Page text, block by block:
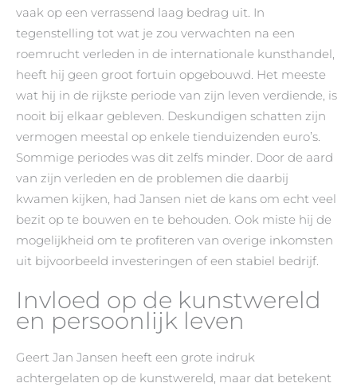
vaak op een verrassend laag bedrag uit. In
tegenstelling tot wat je zou verwachten na een
roemrucht verleden in de internationale kunsthandel,
heeft hij geen groot fortuin opgebouwd. Het meeste
wat hij in de rijkste periode van zijn leven verdiende, is
nooit bij elkaar gebleven. Deskundigen schatten zijn
vermogen meestal op enkele tienduizenden euro’s.
Sommige periodes was dit zelfs minder. Door de aard
van zijn verleden en de problemen die daarbij
kwamen kijken, had Jansen niet de kans om echt veel
bezit op te bouwen en te behouden. Ook miste hij de
mogelijkheid om te profiteren van overige inkomsten
uit bijvoorbeeld investeringen of een stabiel bedrijf.
Invloed op de kunstwereld
en persoonlijk leven
Geert Jan Jansen heeft een grote indruk
achtergelaten op de kunstwereld, maar dat betekent